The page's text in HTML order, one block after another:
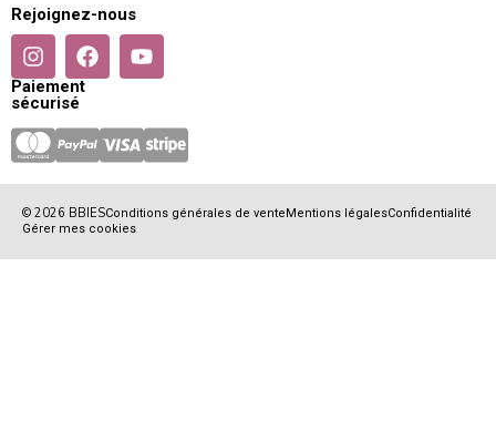
Rejoignez-nous
Paiement
sécurisé
© 2026 BBIESConditions générales de venteMentions légalesConfidentialité
Gérer mes cookies